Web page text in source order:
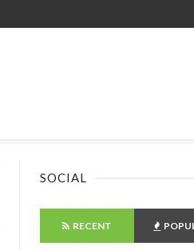
SOCIAL
RECENT